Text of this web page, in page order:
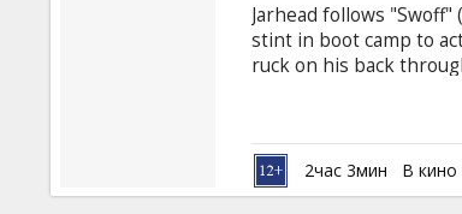
Jarhead follows
stint in boot camp to
ruck on his back
blazing desert fields in
can't see for a cause
2час 3мин В кино